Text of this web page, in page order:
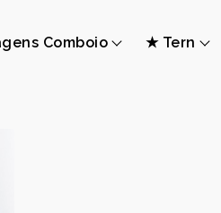
Comboio ★ Tern